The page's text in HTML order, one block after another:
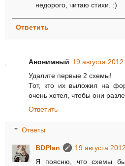
недорого, читаю стихи. :)
Ответить
Анонимный 19 августа 2012
Удалите первые 2 схемы!
Тот, кто их выложил на
очень хотел, чтобы они
Ответить
Ответы
BDPlan
19 августа
Я поясню, что схемы